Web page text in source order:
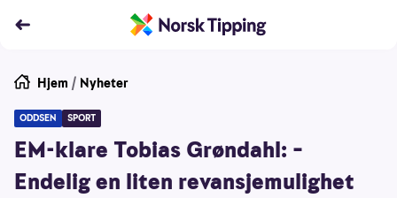
Hjem / Nyheter
ODDSEN SPORT
EM-klare Tobias Grøndahl: –
Endelig en liten revansjemulighet